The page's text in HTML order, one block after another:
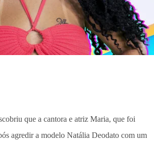
que a cantora e atriz Maria, que foi
agredir a modelo Natália Deodato com um